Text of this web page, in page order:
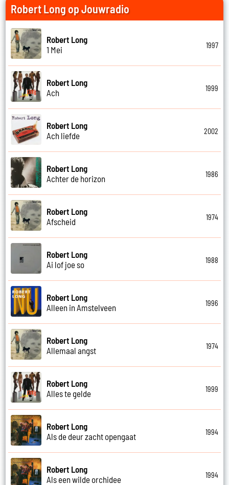
Robert Long op Jouwradio
Robert Long
1 Mei
1997
Robert Long
Ach
1999
Robert Long
Ach liefde
2002
Robert Long
Achter de horizon
1986
Robert Long
Afscheid
1974
Robert Long
Ai lof joe so
1988
Robert Long
Alleen in Amstelveen
1996
Robert Long
Allemaal angst
1974
Robert Long
Alles te gelde
1999
Robert Long
Als de deur zacht opengaat
1994
Robert Long
Als een wilde orchidee
1994